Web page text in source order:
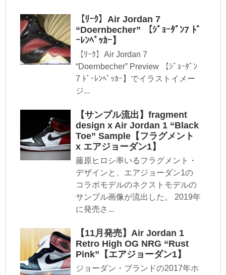
【ﾘｰｸ】Air Jordan 7
“Doernbecher” 【ｼﾞｮｰﾀﾞﾝ7 ﾄﾞ
ｰﾚﾝﾍﾞｯｶｰ】
【ﾘｰｸ】Air Jordan 7
“Doernbecher” Preview 【ｼﾞｮｰﾀﾞﾝ
7 ﾄﾞｰﾚﾝﾍﾞｯｶｰ】でイラストイメー
ジ...
【サンプル流出】fragment
design x Air Jordan 1 “Black
Toe” Sample【フラグメント
x エアジョーダン1】
藤原ヒロシ率いるフラグメント・
デザインと、エアジョーダン1の
コラボモデルのネクストモデルの
サンプル画像が流出した。 2019年
に発売さ...
【11月発売】Air Jordan 1
Retro High OG NRG “Rust
Pink”【エアジョーダン1】
ジョーダン・ブランドの2017年ホ